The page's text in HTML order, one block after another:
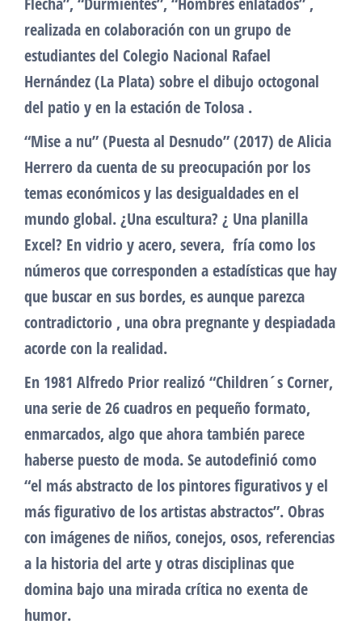
realizada en colaboración con un grupo de
estudiantes del Colegio Nacional Rafael
Hernández (La Plata) sobre el dibujo octogonal
del patio y en la estación de Tolosa .
“Mise a nu” (Puesta al Desnudo” (2017) de Alicia
Herrero da cuenta de su preocupación por los
temas económicos y las desigualdades en el
mundo global. ¿Una escultura? ¿ Una planilla
Excel? En vidrio y acero, severa, fría como los
números que corresponden a estadísticas que hay
que buscar en sus bordes, es aunque parezca
contradictorio , una obra pregnante y despiadada
acorde con la realidad.
En 1981 Alfredo Prior realizó “Children´s Corner,
una serie de 26 cuadros en pequeño formato,
enmarcados, algo que ahora también parece
haberse puesto de moda. Se autodefinió como
“el más abstracto de los pintores figurativos y el
más figurativo de los artistas abstractos”. Obras
con imágenes de niños, conejos, osos, referencias
a la historia del arte y otras disciplinas que
domina bajo una mirada crítica no exenta de
humor.